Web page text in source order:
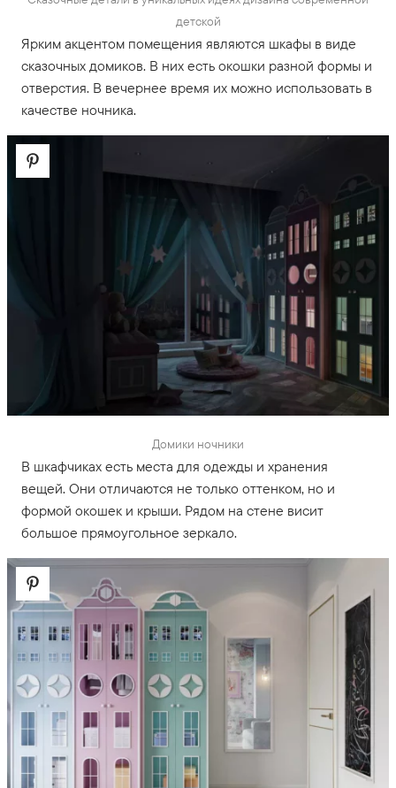
детской
Ярким акцентом помещения являются шкафы в виде
сказочных домиков. В них есть окошки разной формы и
отверстия. В вечернее время их можно использовать в
качестве ночника.
Домики ночники
В шкафчиках есть места для одежды и хранения
вещей. Они отличаются не только оттенком, но и
формой окошек и крыши. Рядом на стене висит
большое прямоугольное зеркало.